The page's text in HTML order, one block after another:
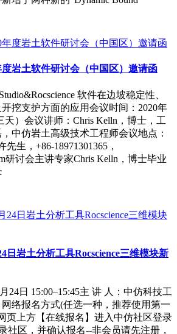
度岩土软件研讨会（中国区）邀请函
软件在边坡稳定性、
挖支护方面的应用会议时间：2020年
天）会议讲师：Chris Kelln，博士，工
中仿岩土高级技术工程师会议地点：
生，+86-18971301365，
研讨会主讲专家Chris Kelln，博士毕业
日岩土分析工具Rocscience三维模块新
24日 15:00–15:45主 讲 人：中仿科技工
络报名方式(任选一种，推荐使用第一
页上方【在线报名】进入中仿社区登录
社区，并确认报名--非会员请先注册，